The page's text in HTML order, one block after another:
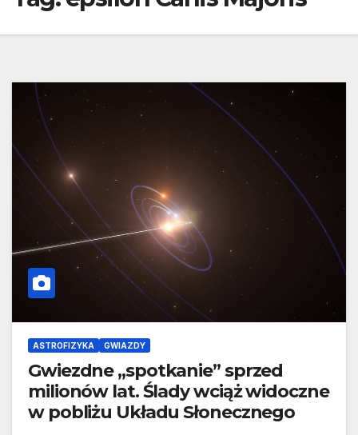
ASTROFIZYKA GWIAZDY
Gwiezdne „spotkanie” sprzed
milionów lat. Ślady wciąż widoczne
w pobliżu Układu Słonecznego